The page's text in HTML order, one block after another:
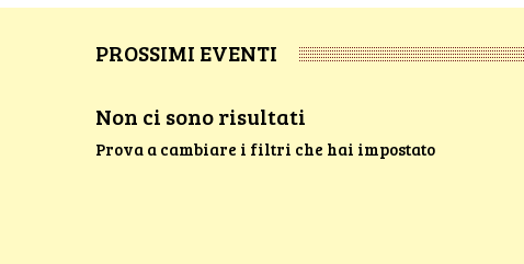
PROSSIMI EVENTI
Non ci sono risultati
Prova a cambiare i filtri che hai impostato